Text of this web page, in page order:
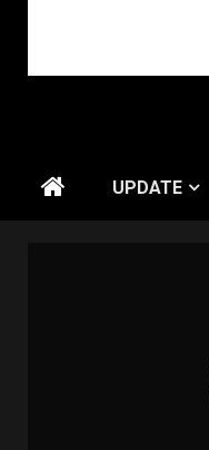
UPDATE